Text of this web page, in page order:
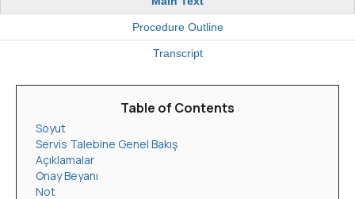
Procedure Outline
Transcript
Table of Contents
Soyut
Servis Talebine Genel Bakış
Açıklamalar
Onay Beyanı
Not